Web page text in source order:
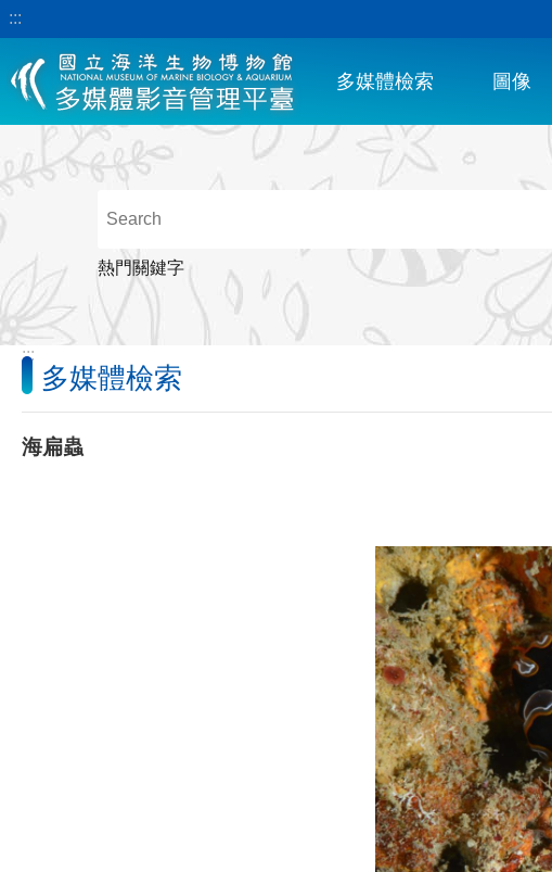
跳到主要內容區塊
:::
多媒體檢索 圖像
熱門關鍵字
:::
多媒體檢索
海扁蟲